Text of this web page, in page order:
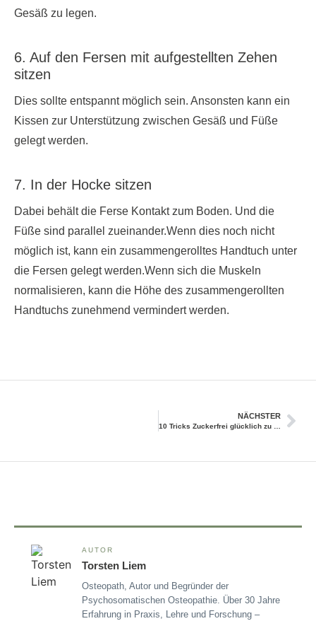
Gesäß zu legen.
6. Auf den Fersen mit aufgestellten Zehen
sitzen
Dies sollte entspannt möglich sein. Ansonsten kann ein
Kissen zur Unterstützung zwischen Gesäß und Füße
gelegt werden.
7. In der Hocke sitzen
Dabei behält die Ferse Kontakt zum Boden. Und die
Füße sind parallel zueinander.Wenn dies noch nicht
möglich ist, kann ein zusammengerolltes Handtuch unter
die Fersen gelegt werden.Wenn sich die Muskeln
normalisieren, kann die Höhe des zusammengerollten
Handtuchs zunehmend vermindert werden.
NÄCHSTER
10 Tricks Zuckerfrei glücklich zu sein
AUTOR
Torsten Liem
Osteopath, Autor und Begründer der
Psychosomatischen Osteopathie. Über 30 Jahre
Erfahrung in Praxis, Lehre und Forschung –